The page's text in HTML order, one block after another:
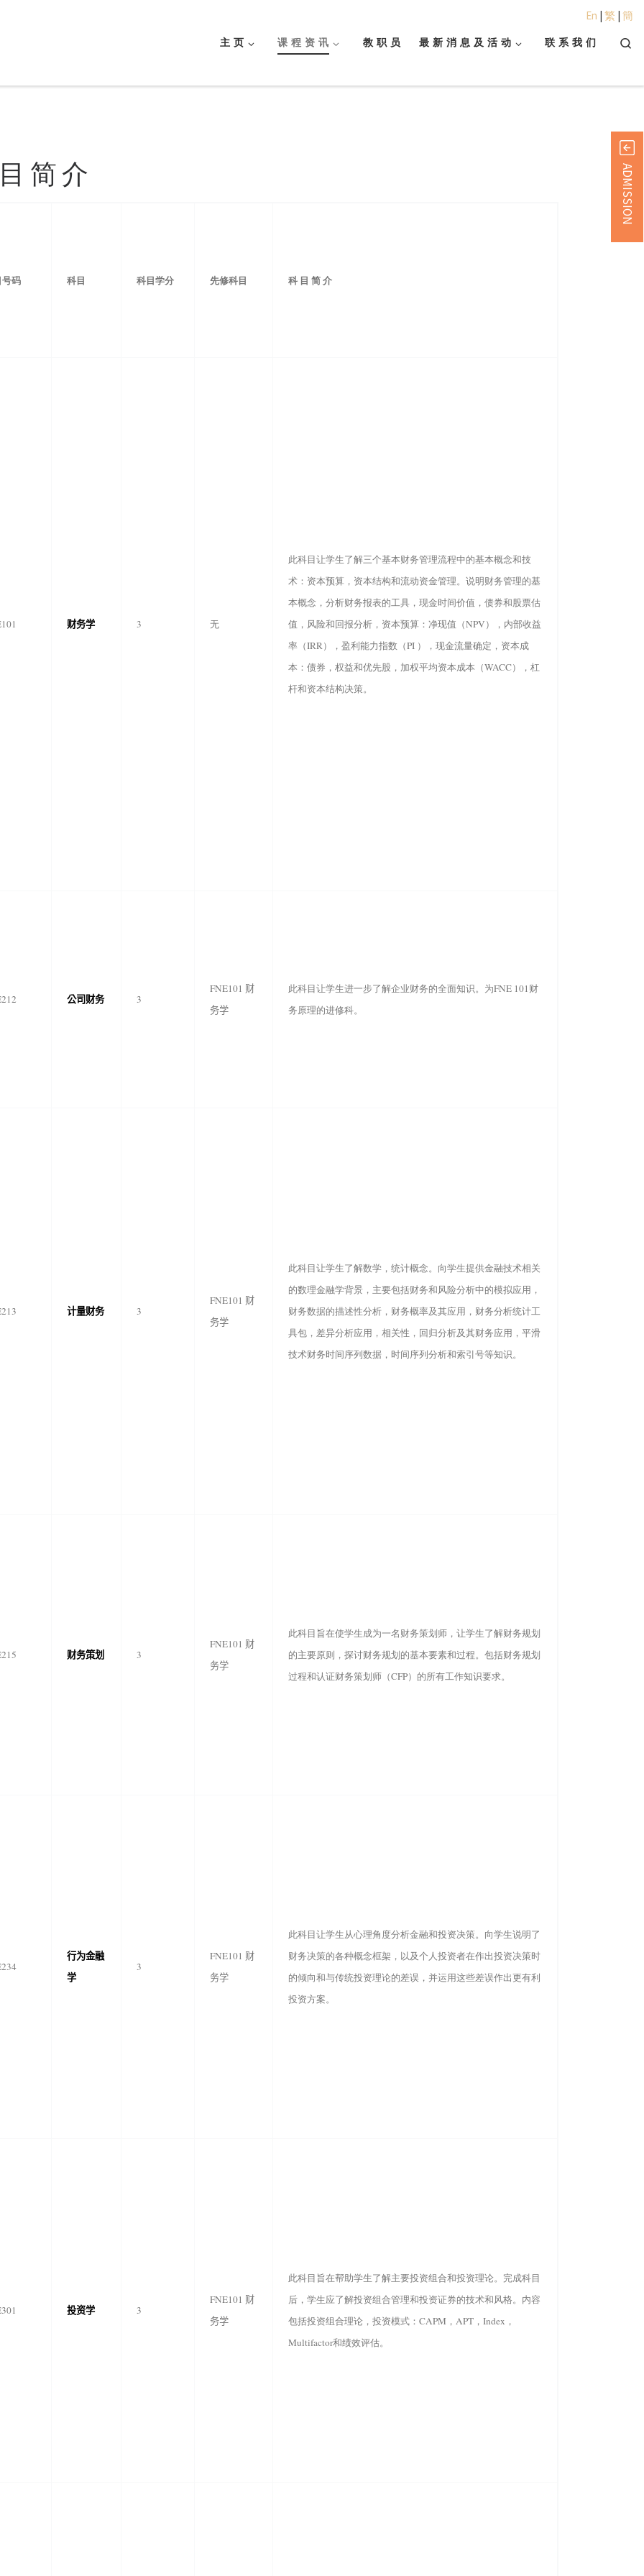
主 页 课 程 资 讯 教 职 员 最 新 消 息 及 活 动 联 系 我 们
En | 繁 | 簡
简 介
码 科目 科目学分 先修科目 科 目 简 介
财务学 3 无
此科目让学生了解三个基本财务管理流程中的基本概念和技
术：资本预算，资本结构和流动资金管理。说明财务管理的基
本概念，分析财务报表的工具，现金时间价值，债券和股票估
值，风险和回报分析，资本预算：净现值（NPV），内部收益
率（IRR），盈利能力指数（PI ），现金流量确定，资本成
本：债券，权益和优先股，加权平均资本成本（WACC），杠
杆和资本结构决策。
公司财务 3
FNE101 财
务学
此科目让学生进一步了解企业财务的全面知识。为FNE 101财
务原理的进修科。
计量财务 3
FNE101 财
务学
此科目让学生了解数学，统计概念。向学生提供金融技术相关
的数理金融学背景，主要包括财务和风险分析中的模拟应用，
财务数据的描述性分析，财务概率及其应用，财务分析统计工
具包，差异分析应用，相关性，回归分析及其财务应用，平滑
技术财务时间序列数据，时间序列分析和索引号等知识。
财务策划 3
FNE101 财
务学
此科目旨在使学生成为一名财务策划师，让学生了解财务规划
的主要原则，探讨财务规划的基本要素和过程。包括财务规划
过程和认证财务策划师（CFP）的所有工作知识要求。
行为金融
学
3
FNE101 财
务学
此科目让学生从心理角度分析金融和投资决策。向学生说明了
财务决策的各种概念框架，以及个人投资者在作出投资决策时
的倾向和与传统投资理论的差误，并运用这些差误作出更有利
投资方案。
投资学 3
FNE101 财
务学
此科目旨在帮助学生了解主要投资组合和投资理论。完成科目
后，学生应了解投资组合管理和投资证券的技术和风格。内容
包括投资组合理论，投资模式：CAPM，APT，Index，
Multifactor和绩效评估。
ADMISSION